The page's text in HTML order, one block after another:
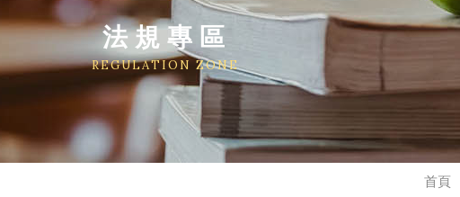
法規專區
REGULATION ZONE
首頁